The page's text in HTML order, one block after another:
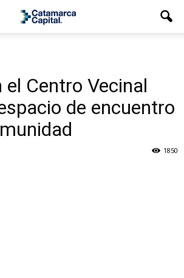
el Centro Vecinal
de encuentro
1850